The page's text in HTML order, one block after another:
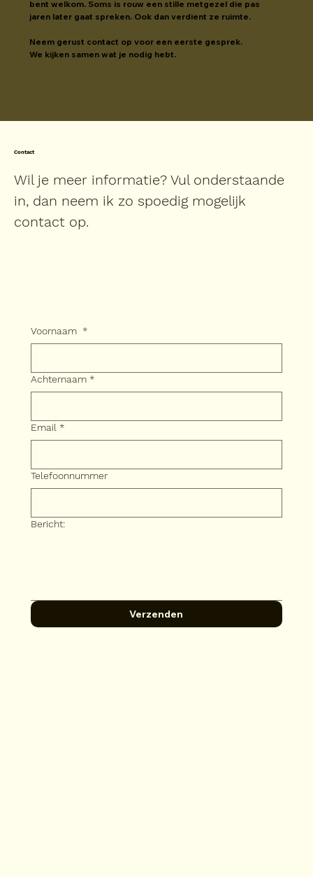
bent welkom. Soms is rouw een stille metgezel die pas
jaren later gaat spreken. Ook dan verdient ze ruimte.
Neem gerust contact op voor een eerste gesprek.
We kijken samen wat je nodig hebt.
Contact
Wil je meer informatie? Vul onderstaande
in, dan neem ik zo spoedig mogelijk
contact op.
Voornaam *
Achternaam *
Email *
Telefoonnummer
Bericht:
Verzenden